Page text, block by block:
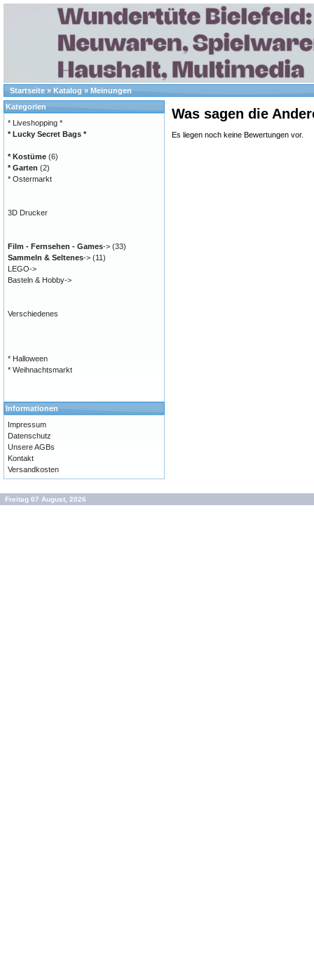
Startseite » Katalog » Meinungen
Was sagen die
Es liegen noch keine Bewertungen vor.
Kategorien
* Liveshopping *
* Lucky Secret Bags *
* Kostüme (6)
* Garten (2)
* Ostermarkt
3D Drucker
Film - Fernsehen - Games-> (33)
Sammeln & Seltenes-> (11)
LEGO->
Basteln & Hobby->
Verschiedenes
* Halloween
* Weihnachtsmarkt
Informationen
Impressum
Datenschutz
Unsere AGBs
Kontakt
Versandkosten
Freitag 07 August, 2026